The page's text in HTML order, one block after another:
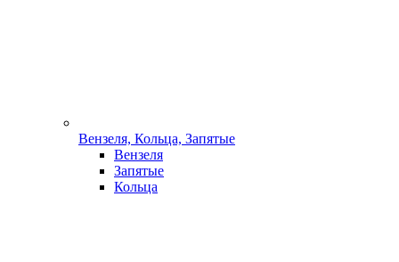
Вензеля, Кольца, Запятые
Вензеля
Запятые
Кольца